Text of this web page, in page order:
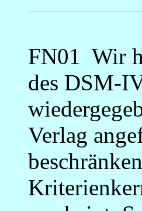
FN01 Wir
des DSM-
Verlag